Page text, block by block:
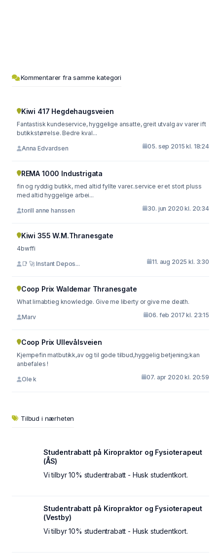
Kommentarer fra samme kategori
Kiwi 417 Hegdehaugsveien
Fantastisk kundeservice, hyggelige ansatte, greit utvalg av varer ift
butikkstørrelse. Bedre kval...
Anna Edvardsen 05. sep 2015 kl. 18:24
REMA 1000 Industrigata
fin og ryddig butikk, med altid fyllte varer..service er et stort pluss
med altid hyggelige arbei...
torill anne hanssen 30. jun 2020 kl. 20:34
Kiwi 355 W.M.Thranesgate
4bwffi
📑 🚀 Instant Depos... 11. aug 2025 kl. 3:30
Coop Prix Waldemar Thranesgate
What lirnabtieg knowledge. Give me liberty or give me death.
Marv 06. feb 2017 kl. 23:15
Coop Prix Ullevålsveien
Kjempefin matbutikk,av og til gode tilbud,hyggelig betjening;kan
anbefales !
Ole k 07. apr 2020 kl. 20:59
Tilbud i nærheten
Studentrabatt på Kiropraktor og Fysioterapeut
(ÅS)
Vi tilbyr 10% studentrabatt - Husk studentkort.
Studentrabatt på Kiropraktor og Fysioterapeut
(Vestby)
Vi tilbyr 10% studentrabatt - Husk studentkort.